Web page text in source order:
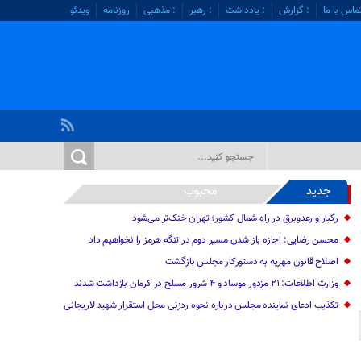
با ما : گزارش : یادداشت : رهبر : مذهبی روزنامه ویدئو
جدید محبوب
رگبار و رعدوبرق در راه شمال کشور؛ تهران خنک‌تر می‌شود
محسن رضایی: اجازه باز شدن مسیر دوم در تنگه هرمز را نخواهیم داد
اصلاح قانون مهریه به دستورکار مجلس بازگشت
وزارت اطلاعات: ۲۱ مزدور موساد و ۴ شرور مسلح در کرمان بازداشت شدند
تکذیب ادعای نماینده مجلس درباره نحوه ردزنی محل استقرار شهید لاریجانی